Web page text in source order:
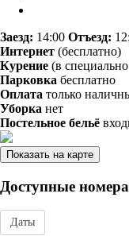
Заезд: 14:00 Отъезд:
Интернет (бесплатно)
Курение (в
Парковка бесплатно
Оплата только
Уборка нет
Постельное бельё
Показать на карте
Доступные
Даты